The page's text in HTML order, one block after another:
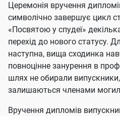
Церемонія вручення
символічно завершує цикл
«Посвятою у спудеї»
перехід до нового статусу.
наступна, вища сходинка
повноцінне занурення в
шлях не обирали
залишаються членами
Вручення дипломів